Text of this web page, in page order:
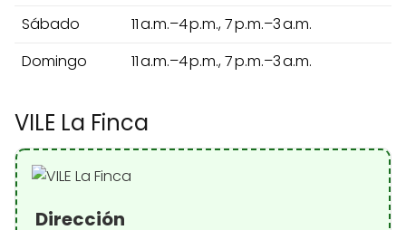
Sábado
11 a.m.–4 p.m., 7 p.m.–3 a.m.
Domingo
11 a.m.–4 p.m., 7 p.m.–3 a.m.
VILE La Finca
Dirección